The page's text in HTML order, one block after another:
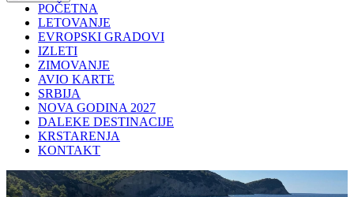
POČETNA
LETOVANJE
EVROPSKI GRADOVI
IZLETI
ZIMOVANJE
AVIO KARTE
SRBIJA
NOVA GODINA 2027
DALEKE DESTINACIJE
KRSTARENJA
KONTAKT